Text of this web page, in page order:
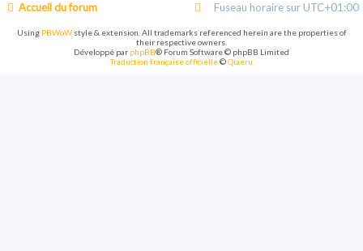
Accueil du forum Fuseau horaire sur UTC+01:00
Using PBWoWstyle & extension. All trademarks referenced herein are the properties of
their respective owners.
Développé par phpBB® Forum Software © phpBB Limited
Traduction française officielle©Qiaeru